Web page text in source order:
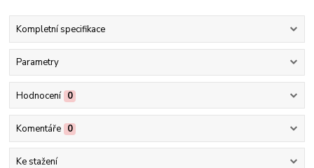
Kompletní specifikace
Parametry
Hodnocení 0
Komentáře 0
Ke stažení